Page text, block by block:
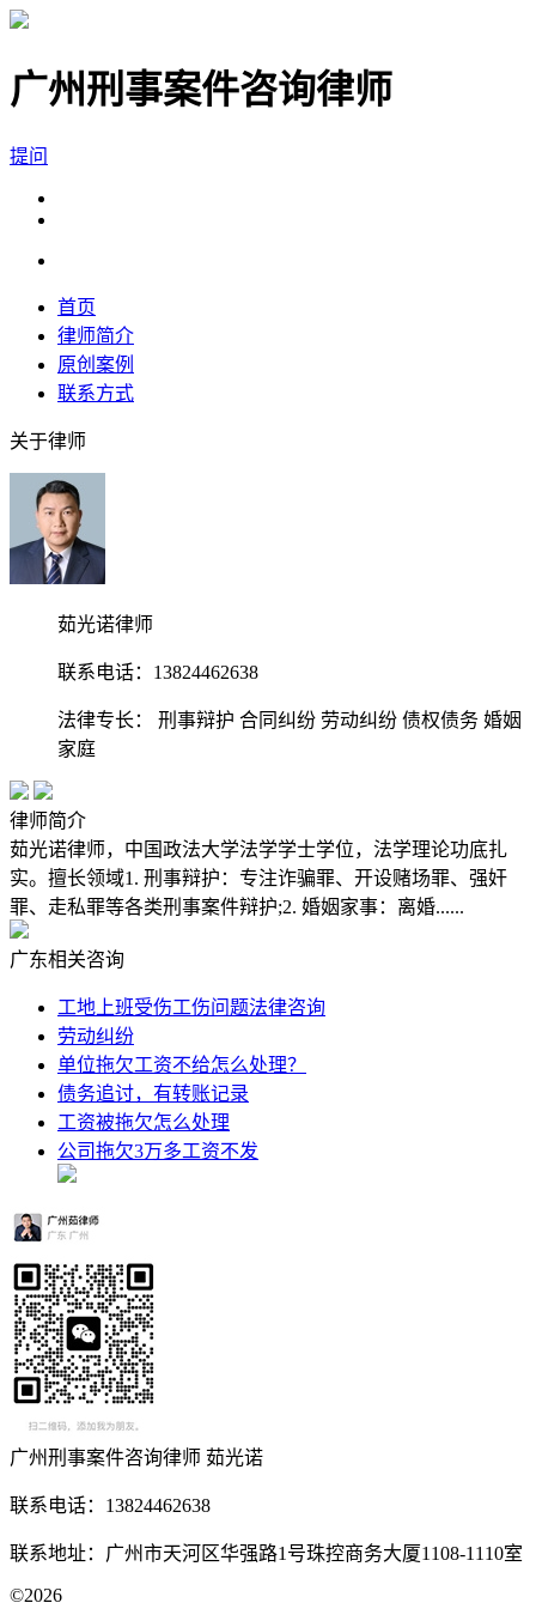
广州刑事案件咨询律师
提问
首页
律师简介
原创案例
联系方式
关于律师
茹光诺律师
联系电话：13824462638
法律专长： 刑事辩护 合同纠纷 劳动纠纷 债权债务 婚姻
家庭
律师简介
茹光诺律师，中国政法大学法学学士学位，法学理论功底扎
实。擅长领域1. 刑事辩护：专注诈骗罪、开设赌场罪、强奸
罪、走私罪等各类刑事案件辩护;2. 婚姻家事：离婚......
广东相关咨询
工地上班受伤工伤问题法律咨询
劳动纠纷
单位拖欠工资不给怎么处理？
债务追讨，有转账记录
工资被拖欠怎么处理
公司拖欠3万多工资不发
广州刑事案件咨询律师 茹光诺
联系电话：13824462638
联系地址：广州市天河区华强路1号珠控商务大厦1108-1110室
©2026